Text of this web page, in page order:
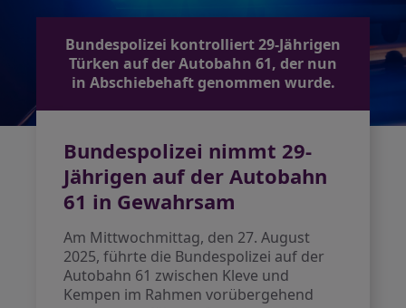
Bundespolizei kontrolliert 29-Jährigen
Türken auf der Autobahn 61, der nun
in Abschiebehaft genommen wurde.
Bundespolizei nimmt 29-
Jährigen auf der Autobahn
61 in Gewahrsam
Am Mittwochmittag, den 27. August
2025, führte die Bundespolizei auf der
Autobahn 61 zwischen Kleve und
Kempen im Rahmen vorübergehend